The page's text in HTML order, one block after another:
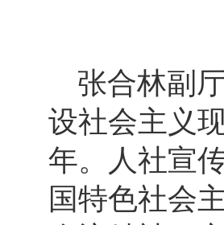
张合林副厅
设社会主义
年。人社宣
国特色社会